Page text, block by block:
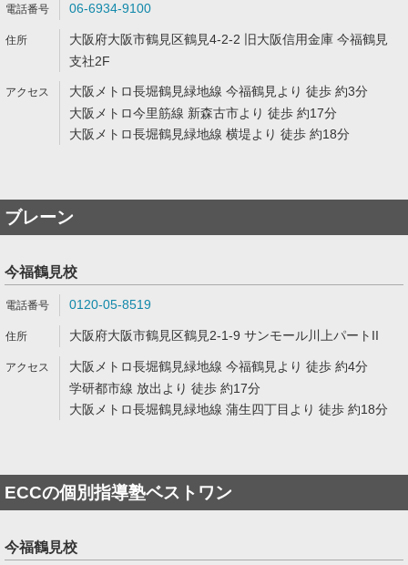
06-6934-9100
大阪府大阪市鶴見区鶴見4-2-2 旧大阪信用金庫 今福鶴見
支社2F
大阪メトロ長堀鶴見緑地線 今福鶴見より 徒歩 約3分
大阪メトロ今里筋線 新森古市より 徒歩 約17分
大阪メトロ長堀鶴見緑地線 横堤より 徒歩 約18分
ブレーン
今福鶴見校
0120-05-8519
大阪府大阪市鶴見区鶴見2-1-9 サンモール川上パートII
大阪メトロ長堀鶴見緑地線 今福鶴見より 徒歩 約4分
学研都市線 放出より 徒歩 約17分
大阪メトロ長堀鶴見緑地線 蒲生四丁目より 徒歩 約18分
ECCの個別指導塾ベストワン
今福鶴見校